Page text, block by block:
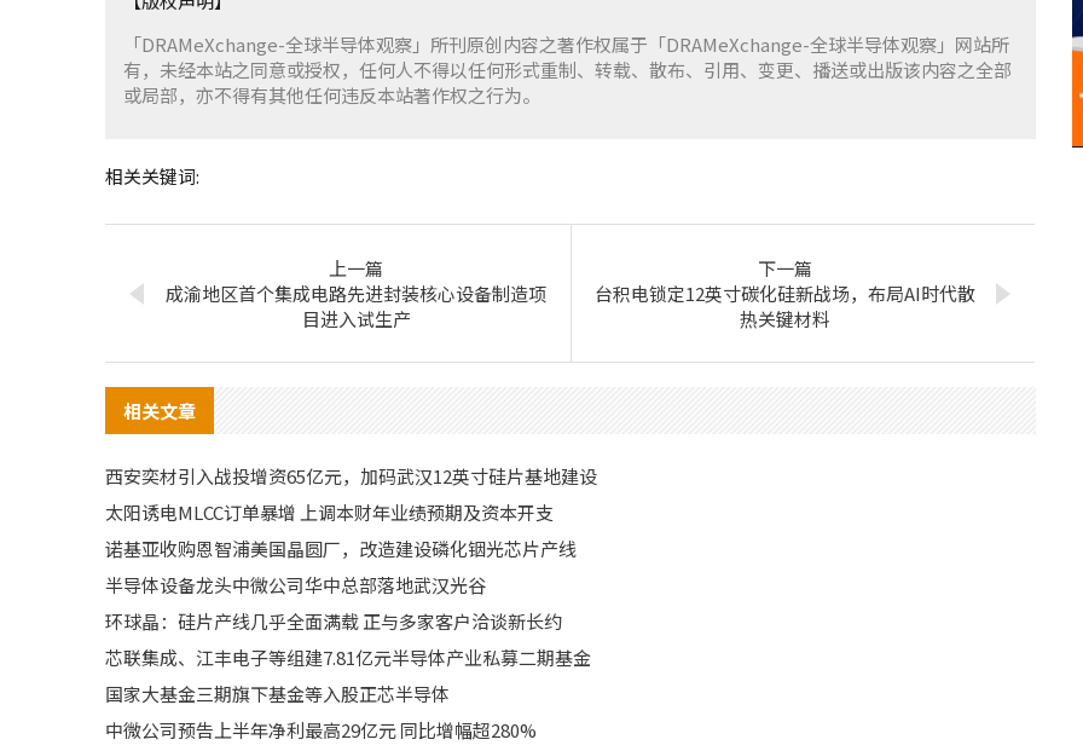
「DRAMeXchange-全球半导体观察」所刊原创内容之著作权属于「DRAMeXchange-全球半导体观察」网站所
有，未经本站之同意或授权，任何人不得以任何形式重制、转载、散布、引用、变更、播送或出版该内容之全部
或局部，亦不得有其他任何违反本站著作权之行为。
相关关键词:
上一篇
成渝地区首个集成电路先进封装核心设备制造项
目进入试生产
下一篇
台积电锁定12英寸碳化硅新战场，布局AI时代散
热关键材料
相关文章
西安奕材引入战投增资65亿元，加码武汉12英寸硅片基地建设
太阳诱电MLCC订单暴增 上调本财年业绩预期及资本开支
诺基亚收购恩智浦美国晶圆厂，改造建设磷化铟光芯片产线
半导体设备龙头中微公司华中总部落地武汉光谷
环球晶：硅片产线几乎全面满载 正与多家客户洽谈新长约
芯联集成、江丰电子等组建7.81亿元半导体产业私募二期基金
国家大基金三期旗下基金等入股正芯半导体
中微公司预告上半年净利最高29亿元 同比增幅超280%